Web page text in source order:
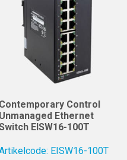
Contemporary Control
Unmanaged Ethernet
EISW16-100T
EISW16-100T